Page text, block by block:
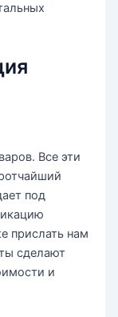
Все эти
под
прислать нам
сделают
и